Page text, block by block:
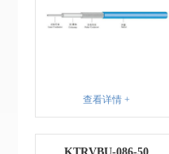
查看详情 +